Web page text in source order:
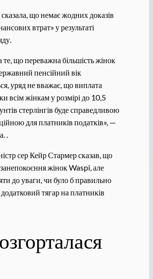
що немає жодних доказів
втрат» у результаті
те, що переважна більшість жінок
пенсійний вік
уряд не вважає, що виплата
всім жінкам у розмірі до 10,5
стерлінгів буде справедливою
для платників податків», —
.
сер Кейр Стармер сказав, що
занепокоєння жінок Waspi, але
до уваги, чи було б правильно
тягар на платників